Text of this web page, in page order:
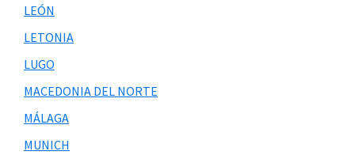
LEÓN
LETONIA
LUGO
MACEDONIA DEL NORTE
MÁLAGA
MUNICH